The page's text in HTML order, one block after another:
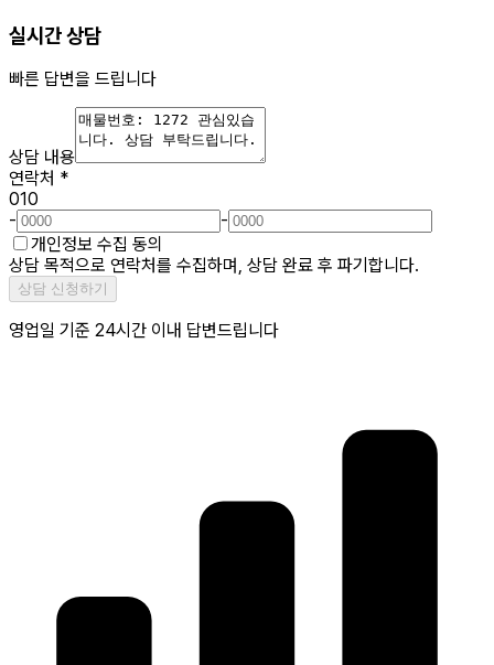
실시간 상담
빠른 답변을 드립니다
상담 내용
연락처 *
010
-
-
개인정보 수집 동의
상담 목적으로 연락처를 수집하며, 상담 완료 후 파기합니다.
상담 신청하기
영업일 기준 24시간 이내 답변드립니다